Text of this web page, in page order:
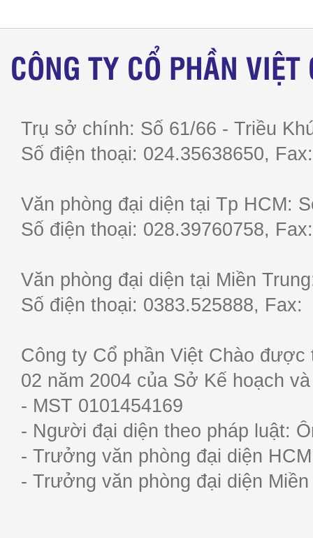
CÔNG TY CỔ PHẦN VIỆT
Trụ sở chính: Số 61/66 - Triều
Số điện thoại: 024.35638650,
Văn phòng đại diện tại Tp HCM:
Số điện thoại: 028.39760758,
Văn phòng đại diện tại Miền
Số điện thoại: 0383.525888,
Công ty Cổ phần Việt Chào được
02 năm 2004 của Sở Kế hoạch
- MST 0101454169
- Người đại diện theo pháp luật:
- Trưởng văn phòng đại diện
- Trưởng văn phòng đại diện